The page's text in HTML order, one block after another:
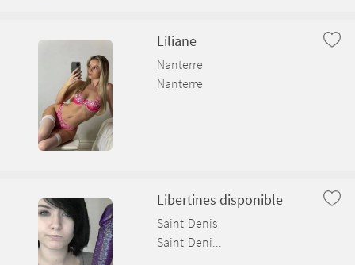
Beauregard
Bellignat
Béligneux
Bellegarde-sur-Valserine
Liliane
Nanterre
Nanterre
Libertines disponible
Saint-Denis
Saint-Deni...